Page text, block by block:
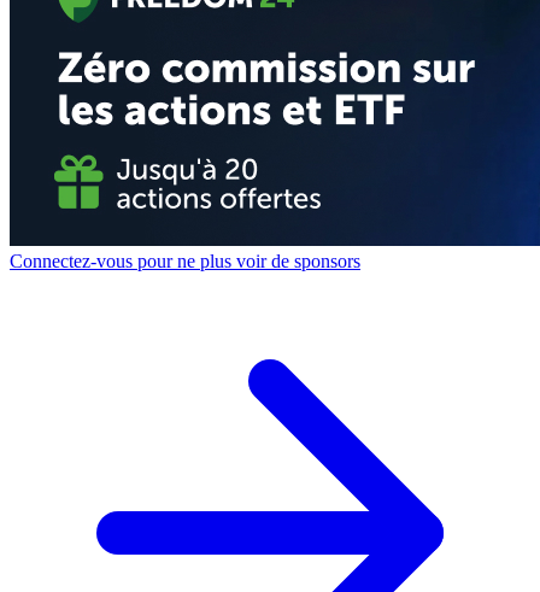
Connectez-vous pour ne plus voir de sponsors